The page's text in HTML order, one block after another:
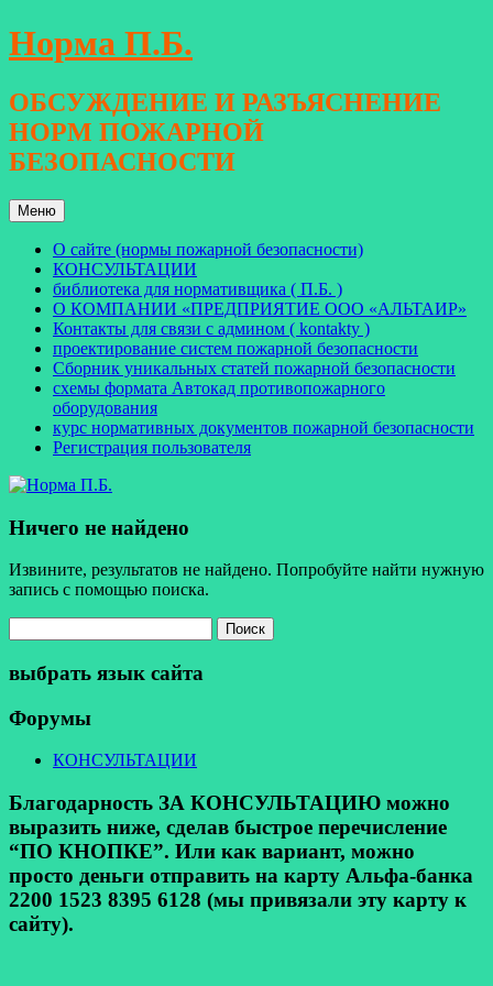
Перейти
к
Норма П.Б.
ОБСУЖДЕНИЕ И РАЗЪЯСНЕНИЕ
НОРМ ПОЖАРНОЙ
БЕЗОПАСНОСТИ
Меню
О сайте (нормы пожарной безопасности)
КОНСУЛЬТАЦИИ
библиотека для нормативщика ( П.Б. )
О КОМПАНИИ «ПРЕДПРИЯТИЕ ООО «АЛЬТАИР»
Контакты для связи с админом ( kontakty )
проектирование систем пожарной безопасности
Сборник уникальных статей пожарной безопасности
схемы формата Автокад противопожарного
оборудования
курс нормативных документов пожарной безопасности
Регистрация пользователя
Ничего не найдено
Извините, результатов не найдено. Попробуйте найти нужную
запись с помощью поиска.
выбрать язык сайта
Форумы
КОНСУЛЬТАЦИИ
Благодарность ЗА КОНСУЛЬТАЦИЮ можно
выразить ниже, сделав быстрое перечисление
“ПО КНОПКЕ”. Или как вариант, можно
просто деньги отправить на карту Альфа-банка
2200 1523 8395 6128 (мы привязали эту карту к
сайту).